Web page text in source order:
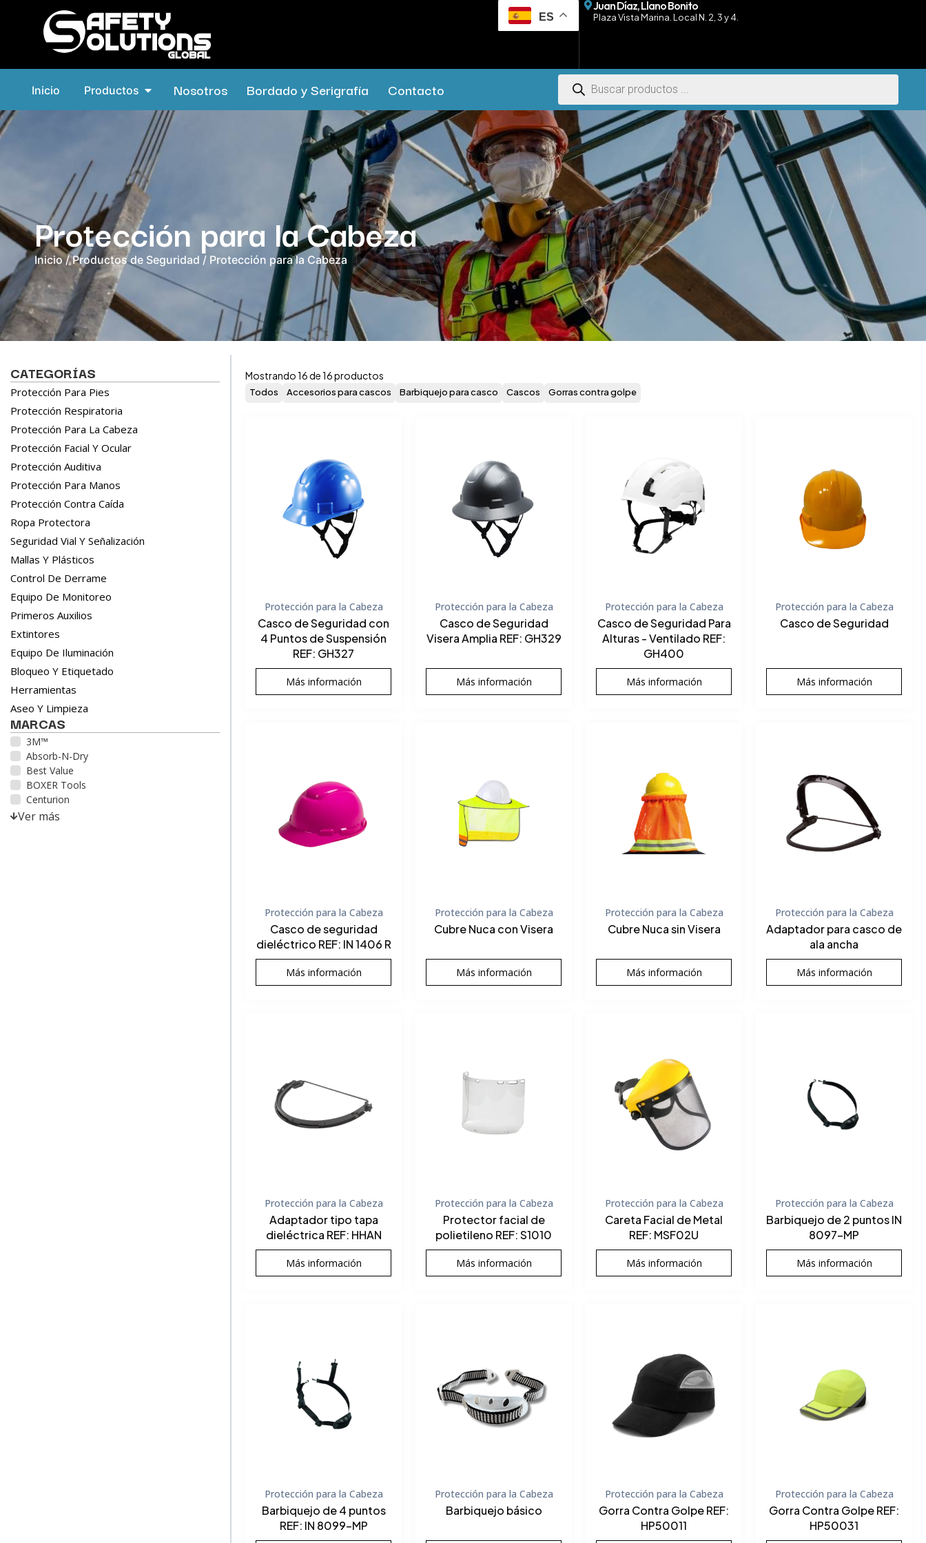
ES
Juan Díaz, Llano Bonito
Plaza Vista Marina. Local N. 2, 3 y 4.
Inicio Productos Nosotros Bordado y Serigrafía Contacto
Protección para la Cabeza
Inicio/Productos de Seguridad / Protección para la Cabeza
CATEGORÍAS
Protección Para Pies
Protección Respiratoria
Protección Para La Cabeza
Protección Facial Y Ocular
Protección Auditiva
Protección Para Manos
Protección Contra Caída
Ropa Protectora
Seguridad Vial Y Señalización
Mallas Y Plásticos
Control De Derrame
Equipo De Monitoreo
Primeros Auxilios
Extintores
Equipo De Iluminación
Bloqueo Y Etiquetado
Herramientas
Aseo Y Limpieza
MARCAS
3M™
Absorb-N-Dry
Best Value
BOXER Tools
Centurion
Ver más
Mostrando 16 de 16 productos
Todos Accesorios para cascos Barbiquejo para casco Cascos Gorras contra golpe
Protección para la Cabeza
Casco de Seguridad con
4 Puntos de Suspensión
REF: GH327
Más información
Protección para la Cabeza
Casco de Seguridad
Visera Amplia REF: GH329
Más información
Protección para la Cabeza
Casco de Seguridad Para
Alturas - Ventilado REF:
GH400
Más información
Protección para la Cabeza
Casco de Seguridad
Más información
Protección para la Cabeza
Casco de seguridad
dieléctrico REF: IN 1406 R
Más información
Protección para la Cabeza
Cubre Nuca con Visera
Más información
Protección para la Cabeza
Cubre Nuca sin Visera
Más información
Protección para la Cabeza
Adaptador para casco de
ala ancha
Más información
Protección para la Cabeza
Adaptador tipo tapa
dieléctrica REF: HHAN
Más información
Protección para la Cabeza
Protector facial de
polietileno REF: S1010
Más información
Protección para la Cabeza
Careta Facial de Metal
REF: MSF02U
Más información
Protección para la Cabeza
Barbiquejo de 2 puntos IN
8097-MP
Más información
Protección para la Cabeza
Barbiquejo de 4 puntos
REF: IN 8099-MP
Protección para la Cabeza
Barbiquejo básico
Protección para la Cabeza
Gorra Contra Golpe REF:
HP50011
Protección para la Cabeza
Gorra Contra Golpe REF:
HP50031